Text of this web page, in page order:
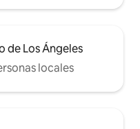
de Los Ángeles
locales